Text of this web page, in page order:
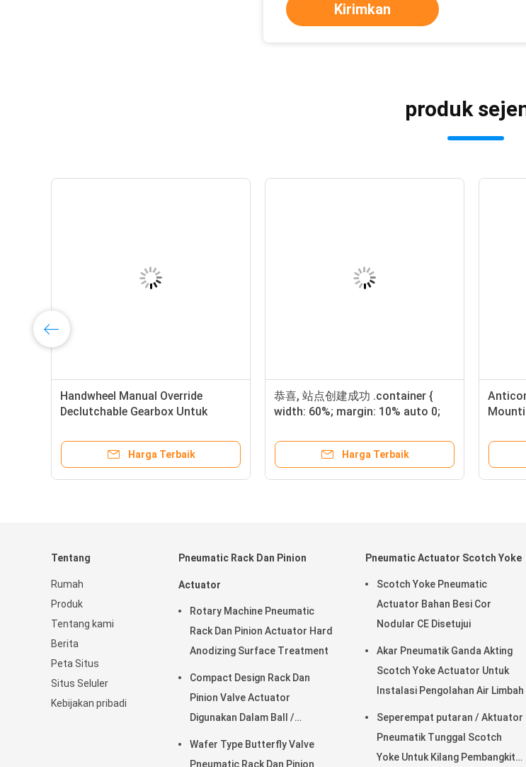
Kirimkan
produk
Handwheel Manual Override
Declutchable Gearbox Untuk
Harga Terbaik
恭喜, 站点创建成功 .container {
width: 60%; margin: 10% auto 0;
padding: 2% 5%; border-radius:
10px } ul { padding-left: 20px; } ul li
Harga Terbaik
Tentang
Rumah
Produk
Tentang kami
Berita
Peta Situs
Situs Seluler
Kebijakan pribadi
Pneumatic Rack Dan Pinion
Actuator
Rotary Machine Pneumatic
Rack Dan Pinion Actuator Hard
Anodizing Surface Treatment
Compact Design Rack Dan
Pinion Valve Actuator
Digunakan Dalam Ball /
Wafer Type Butterfly Valve
Pneumatic Rack Dan Pinion
Pneumatic Actuator Scotch Yoke
Scotch Yoke Pneumatic
Actuator Bahan Besi Cor
Nodular CE Disetujui
Akar Pneumatik Ganda Akting
Scotch Yoke Actuator Untuk
Instalasi Pengolahan Air Limbah
Seperempat putaran / Aktuator
Pneumatik Tunggal Scotch
Yoke Untuk Kilang Pembangkit